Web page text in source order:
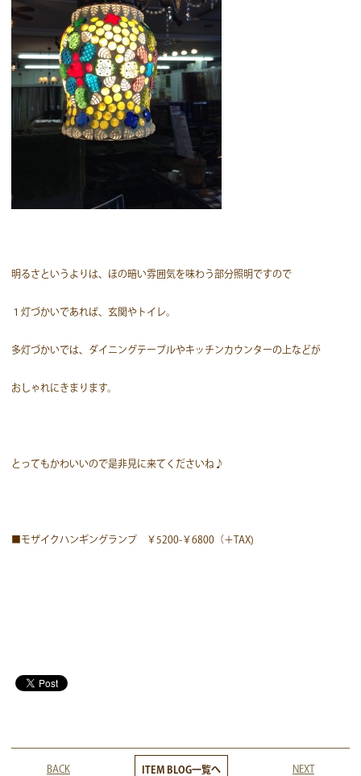
明るさというよりは、ほの暗い雰囲気を味わう部分照明ですので
１灯づかいであれば、玄関やトイレ。
多灯づかいでは、ダイニングテーブルやキッチンカウンターの上などが
おしゃれにきまります。
とってもかわいいので是非見に来てくださいね♪
■モザイクハンギングランプ ￥5200-￥6800（＋TAX)
BACK ITEM BLOG一覧へ NEXT